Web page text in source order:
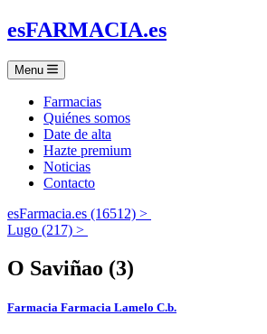
esFARMACIA.es
Menu
Farmacias
Quiénes somos
Date de alta
Hazte premium
Noticias
Contacto
esFarmacia.es (16512) >
Lugo (217) >
O Saviñao (3)
Farmacia Farmacia Lamelo C.b.